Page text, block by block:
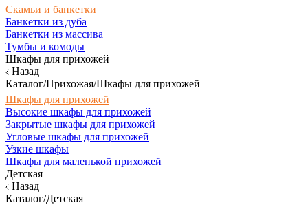
Скамьи и банкетки
Банкетки из дуба
Банкетки из массива
Тумбы и комоды
Шкафы для прихожей
Назад
Каталог/Прихожая/Шкафы для прихожей
Шкафы для прихожей
Высокие шкафы для прихожей
Закрытые шкафы для прихожей
Угловые шкафы для прихожей
Узкие шкафы
Шкафы для маленькой прихожей
Детская
Назад
Каталог/Детская